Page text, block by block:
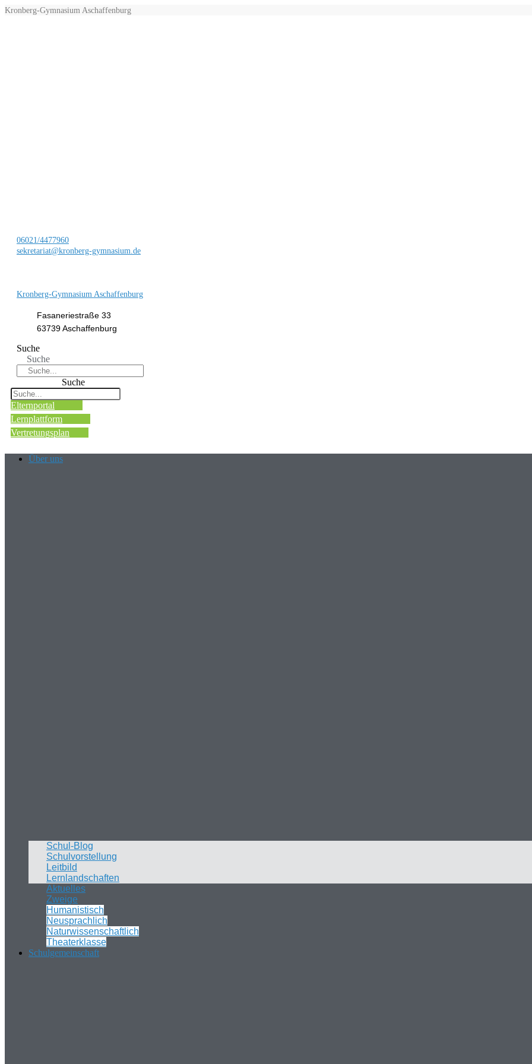
Kronberg-Gymnasium Aschaffenburg
06021/4477960
sekretariat@kronberg-gymnasium.de
Kronberg-Gymnasium Aschaffenburg
Fasaneriestraße 33
63739 Aschaffenburg
Suche
Suche
Suche
Elternportal
Lernplattform
Vertretungsplan
Über uns
Schul-Blog
Schulvorstellung
Leitbild
Lernlandschaften
Aktuelles
Zweige
Humanistisch
Neusprachlich
Naturwissenschaftlich
Theaterklasse
Schulgemeinschaft